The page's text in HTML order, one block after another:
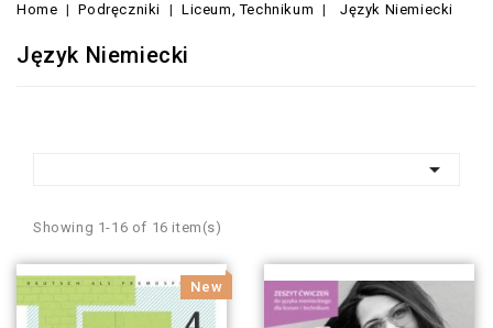
Home Podręczniki Liceum, Technikum Język Niemiecki
Język Niemiecki

Showing 1-16 of 16 item(s)
New